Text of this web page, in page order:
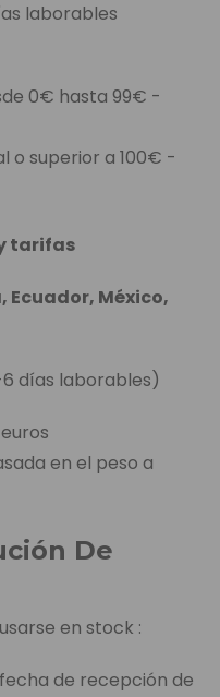
laborables
0€ hasta 99€ -
o superior a 100€ -
tarifas
México,
6 días laborables)
en el peso a
De
en stock :
de recepción de